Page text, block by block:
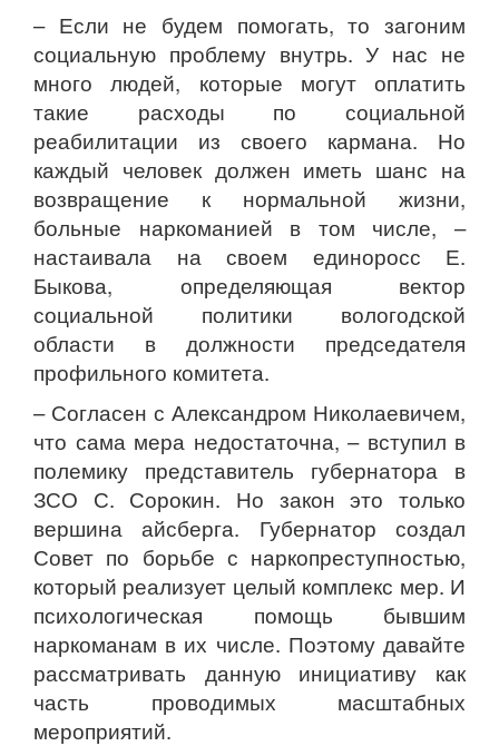
– Если не будем помогать, то загоним
социальную проблему внутрь. У нас не
много людей, которые могут оплатить
такие расходы по социальной
реабилитации из своего кармана. Но
каждый человек должен иметь шанс на
возвращение к нормальной жизни,
больные наркоманией в том числе, –
настаивала на своем единоросс Е.
Быкова, определяющая вектор
социальной политики вологодской
области в должности председателя
профильного комитета.
– Согласен с Александром Николаевичем,
что сама мера недостаточна, – вступил в
полемику представитель губернатора в
ЗСО С. Сорокин. Но закон это только
вершина айсберга. Губернатор создал
Совет по борьбе с наркопреступностью,
который реализует целый комплекс мер. И
психологическая помощь бывшим
наркоманам в их числе. Поэтому давайте
рассматривать данную инициативу как
часть проводимых масштабных
мероприятий.